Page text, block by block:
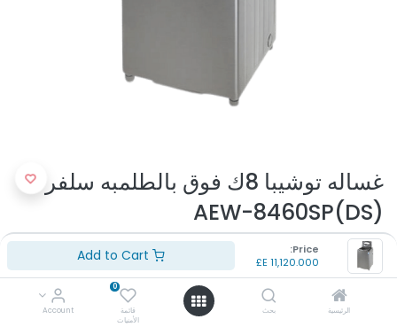
Price:
11,120.000
الرئيسية بحث
0
قائمة
الأمنيات
Account
غساله توشيبا 8ك فوق بالطلمبه سلفر
AEW-8460SP(DS)
(تقييم 0 )
رقم الموديل : AEW-8460SP(DS)
النوع : فوق أتوماتيك
السعة : 8 كيلو
اللون: سلفر